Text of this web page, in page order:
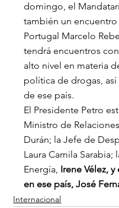
domingo, el
también un
Portugal Marcelo
tendrá encuentros
alto nivel en materia
política de drogas,
de ese país.
El Presidente Petro
Ministro de
Durán; la Jefe de
Laura Camila Sarabia;
Energía, Irene Vélez,
en ese país, José
Internacional